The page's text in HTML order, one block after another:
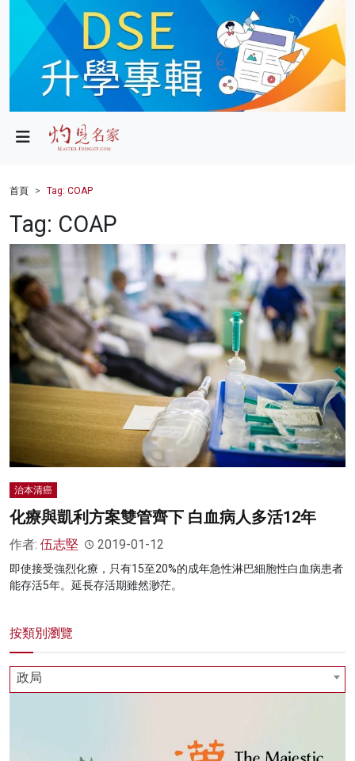
政局
財經
健康
商業
科技
影片
名家榜
灼見活動
關於我們
首頁 Tag: COAP
Tag: COAP
治本清癌
化療與凱利方案雙管齊下 白血病人多活12年
作者: 伍志堅 2019-01-12
即使接受強烈化療，只有15至20%的成年急性淋巴細胞性白血病患者
能存活5年。延長存活期雖然渺茫。
按類別瀏覽
政局